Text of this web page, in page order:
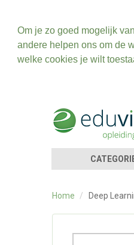
Om je zo goed mogelijk
andere helpen ons om de
welke cookies je wilt
Home / Deep